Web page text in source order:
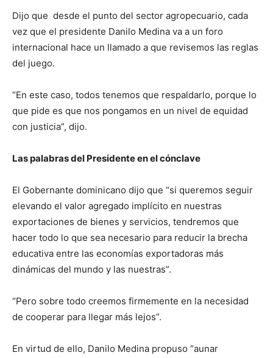
Dijo que desde el punto del sector agropecuario, cada
vez que el presidente Danilo Medina va a un foro
internacional hace un llamado a que revisemos las reglas
del juego.
“En este caso, todos tenemos que respaldarlo, porque lo
que pide es que nos pongamos en un nivel de equidad
con justicia”, dijo.
Las palabras del Presidente en el cónclave
El Gobernante dominicano dijo que “si queremos seguir
elevando el valor agregado implícito en nuestras
exportaciones de bienes y servicios, tendremos que
hacer todo lo que sea necesario para reducir la brecha
educativa entre las economías exportadoras más
dinámicas del mundo y las nuestras”.
“Pero sobre todo creemos firmemente en la necesidad
de cooperar para llegar más lejos”.
En virtud de ello, Danilo Medina propuso “aunar